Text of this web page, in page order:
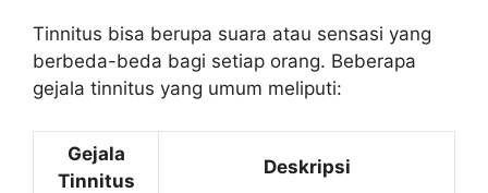
Tinnitus bisa berupa suara atau sensasi yang
berbeda-beda bagi setiap orang. Beberapa
gejala tinnitus yang umum meliputi:
Gejala
Tinnitus
Deskripsi